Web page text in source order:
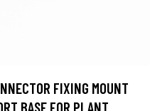
FIXING MOUNT
BASE FOR PLANT